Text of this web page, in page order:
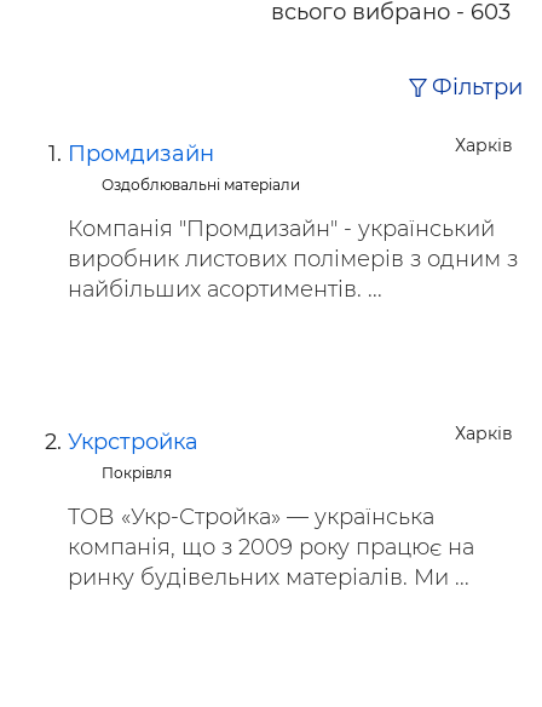
всього вибрано - 603
Фільтри
Харків
Промдизайн
Оздоблювальні матеріали
Компанія "Промдизайн" - український
виробник листових полімерів з одним з
найбільших асортиментів. ...
Харків
Укрстройка
Покрівля
ТОВ «Укр-Стройка» — українська
компанія, що з 2009 року працює на
ринку будівельних матеріалів. Ми ...